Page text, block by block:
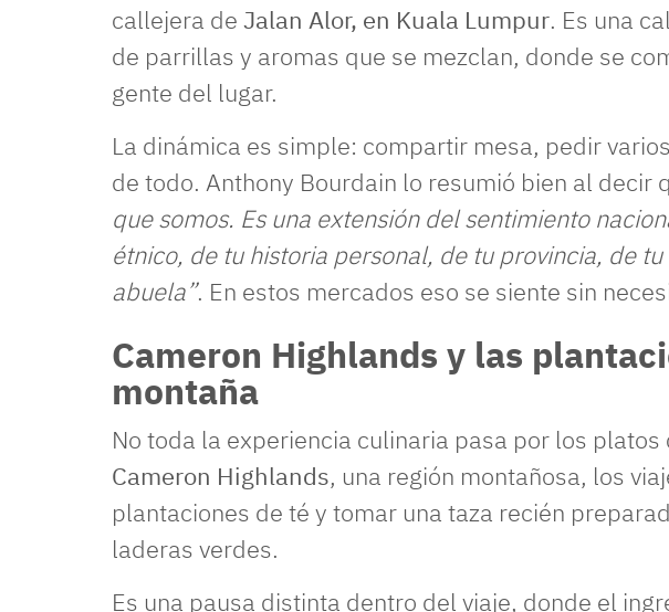
callejera de Jalan Alor, en Kuala Lumpur. Es una
de parrillas y aromas que se mezclan, donde se
gente del lugar.
La dinámica es simple: compartir mesa, pedir
de todo. Anthony Bourdain lo resumió bien al decir
que somos. Es una extensión del sentimiento
étnico, de tu historia personal, de tu provincia, de
abuela”. En estos mercados eso se siente sin
Cameron Highlands y las
montaña
No toda la experiencia culinaria pasa por los platos
Cameron Highlands, una región montañosa, los
plantaciones de té y tomar una taza recién
laderas verdes.
Es una pausa distinta dentro del viaje, donde el